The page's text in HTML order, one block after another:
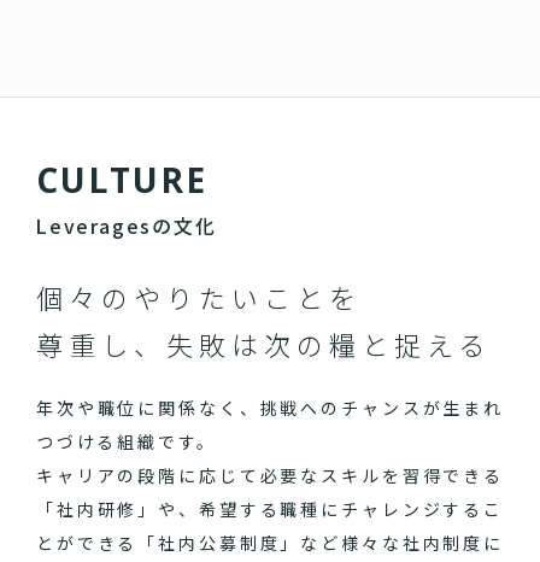
CULTURE
Leveragesの文化
個々のやりたいことを
尊重し、失敗は次の糧と捉える
年次や職位に関係なく、挑戦へのチャンスが生まれ
つづける組織です。
キャリアの段階に応じて必要なスキルを習得できる
「社内研修」や、希望する職種にチャレンジするこ
とができる「社内公募制度」など様々な社内制度に